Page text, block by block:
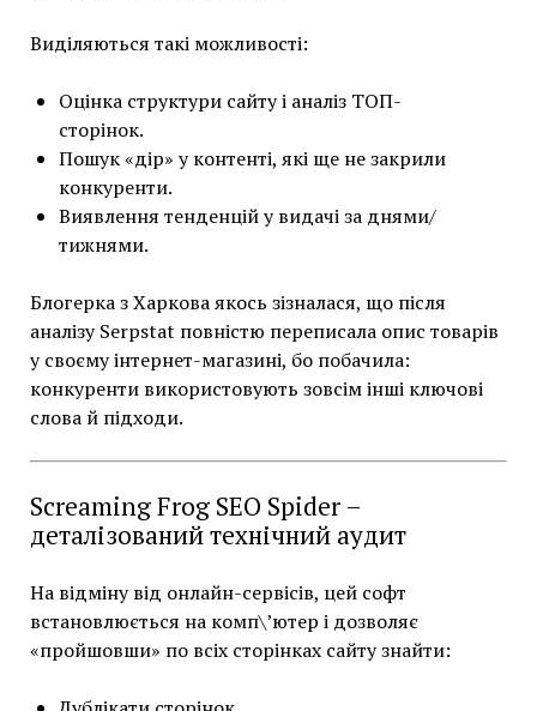
Виділяються такі можливості:
Оцінка структури сайту і аналіз ТОП-
сторінок.
Пошук «дір» у контенті, які ще не закрили
конкуренти.
Виявлення тенденцій у видачі за днями/
тижнями.
Блогерка з Харкова якось зізналася, що після
аналізу Serpstat повністю переписала опис товарів
у своєму інтернет-магазині, бо побачила:
конкуренти використовують зовсім інші ключові
слова й підходи.
Screaming Frog SEO Spider –
деталізований технічний аудит
На відміну від онлайн-сервісів, цей софт
встановлюється на комп\’ютер і дозволяє
«пройшовши» по всіх сторінках сайту знайти: